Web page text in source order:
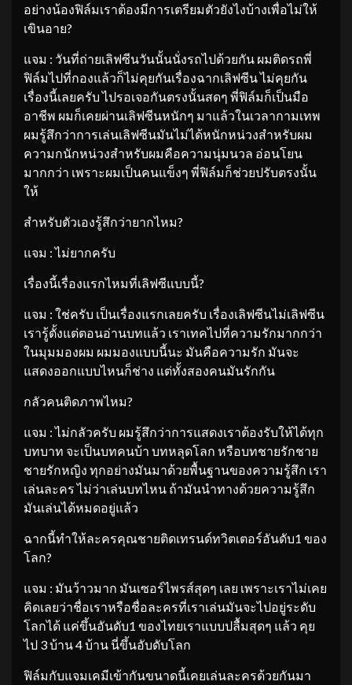
อย่างน้องฟิล์มเราต้องมีการเตรียมตัวยังไงบ้างเพื่อไม่ให้
เขินอาย?
แจม : วันที่ถ่ายเลิฟซีนวันนั้นนั่งรถไปด้วยกัน ผมติดรถพี่
ฟิล์มไปที่กองแล้วก็ไม่คุยกันเรื่องฉากเลิฟซีน ไม่คุยกัน
เรื่องนี้เลยครับ ไปรอเจอกันตรงนั้นสดๆ พี่ฟิล์มก็เป็นมือ
อาชีพ ผมก็เคยผ่านเลิฟซีนหนักๆ มาแล้วในเวลากามเทพ
ผมรู้สึกว่าการเล่นเลิฟซีนมันไม่ได้หนักหน่วงสำหรับผม
ความกนักหน่วงสำหรับผมคือความนุ่มนวล อ่อนโยน
มากกว่า เพราะผมเป็นคนแข็งๆ พี่ฟิล์มก็ช่วยปรับตรงนั้น
ให้
สำหรับตัวเองรู้สึกว่ายากไหม?
แจม : ไม่ยากครับ
เรื่องนี้เรื่องแรกไหมที่เลิฟซีแบบนี้?
แจม : ใช่ครับ เป็นเรื่องแรกเลยครับ เรื่องเลิฟซีนไม่เลิฟซีน
เรารู้ตั้งแต่ตอนอ่านบทแล้ว เราเทคไปที่ความรักมากกว่า
ในมุมมองผม ผมมองแบบนี้นะ มันคือความรัก มันจะ
แสดงออกแบบไหนก็ช่าง แต่ทั้งสองคนมันรักกัน
กลัวคนติดภาพไหม?
แจม : ไม่กลัวครับ ผมรู้สึกว่าการแสดงเราต้องรับให้ได้ทุก
บทบาท จะเป็นบทคนบ้า บทหลุดโลก หรือบทชายรักชาย
ชายรักหญิง ทุกอย่างมันมาด้วยพื้นฐานของความรู้สึก เรา
เล่นละคร ไม่ว่าเล่นบทไหน ถ้ามันนำทางด้วยความรู้สึก
มันเล่นได้หมดอยู่แล้ว
ฉากนี้ทำให้ละครคุณชายติดเทรนด์ทวิตเตอร์อันดับ1 ของ
โลก?
แจม : มันว้าวมาก มันเซอร์ไพรส์สุดๆ เลย เพราะเราไม่เคย
คิดเลยว่าชื่อเราหรือชื่อละครที่เราเล่นมันจะไปอยู่ระดับ
โลกได้ แค่ขึ้นอันดับ1 ของไทยเราแบบปลื้มสุดๆ แล้ว คุย
ไป 3 บ้าน 4 บ้าน นี่ขึ้นอับดับโลก
ฟิล์มกับแจมเคมีเข้ากันขนาดนี้เคยเล่นละครด้วยกันมา